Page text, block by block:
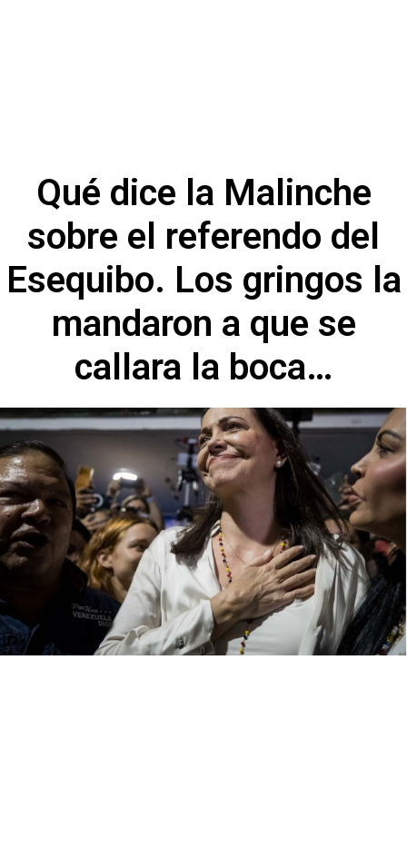
Qué dice la Malinche
sobre el referendo del
Esequibo. Los gringos la
mandaron a que se
callara la boca…